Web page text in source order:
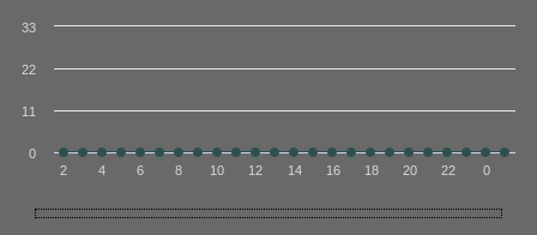
2 4 6 8 10 12 14 16 18 20 22 0
0
11
22
33